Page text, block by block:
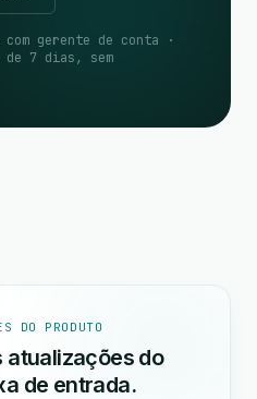
gerente de conta ·
de 7 dias, sem
DO PRODUTO
atualizações do
de entrada.